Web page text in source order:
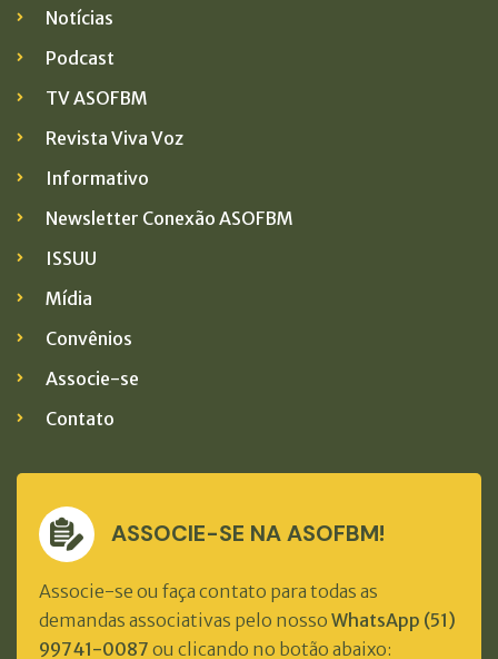
Notícias
Podcast
TV ASOFBM
Revista Viva Voz
Informativo
Newsletter Conexão ASOFBM
ISSUU
Mídia
Convênios
Associe-se
Contato
ASSOCIE-SE NA ASOFBM!
Associe-se ou faça contato para todas as
demandas associativas pelo nosso WhatsApp (51)
99741-0087 ou clicando no botão abaixo: